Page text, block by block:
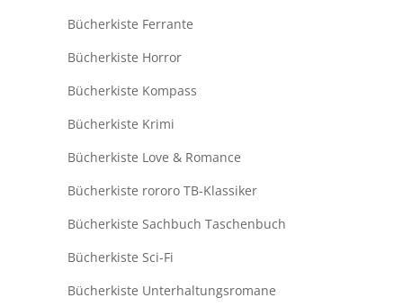
Bücherkiste Ferrante
Bücherkiste Horror
Bücherkiste Kompass
Bücherkiste Krimi
Bücherkiste Love & Romance
Bücherkiste rororo TB-Klassiker
Bücherkiste Sachbuch Taschenbuch
Bücherkiste Sci-Fi
Bücherkiste Unterhaltungsromane